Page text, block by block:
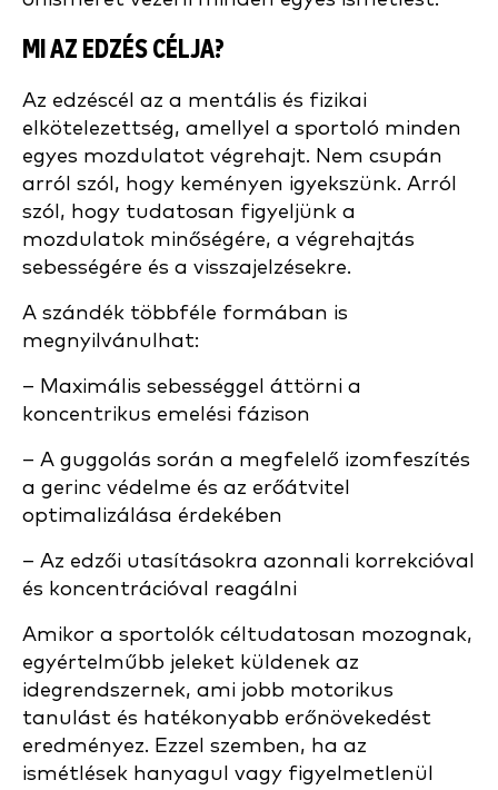
MI AZ EDZÉS CÉLJA?
Az edzéscél az a mentális és fizikai
elkötelezettség, amellyel a sportoló minden
egyes mozdulatot végrehajt. Nem csupán
arról szól, hogy keményen igyekszünk. Arról
szól, hogy tudatosan figyeljünk a
mozdulatok minőségére, a végrehajtás
sebességére és a visszajelzésekre.
A szándék többféle formában is
megnyilvánulhat:
– Maximális sebességgel áttörni a
koncentrikus emelési fázison
– A guggolás során a megfelelő izomfeszítés
a gerinc védelme és az erőátvitel
optimalizálása érdekében
– Az edzői utasításokra azonnali korrekcióval
és koncentrációval reagálni
Amikor a sportolók céltudatosan mozognak,
egyértelműbb jeleket küldenek az
idegrendszernek, ami jobb motorikus
tanulást és hatékonyabb erőnövekedést
eredményez. Ezzel szemben, ha az
ismétlések hanyagul vagy figyelmetlenül